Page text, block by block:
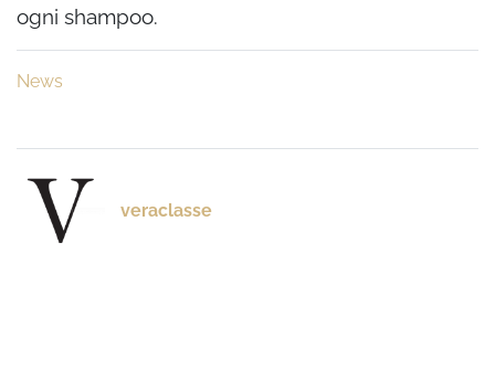
ogni shampoo.
News
veraclasse